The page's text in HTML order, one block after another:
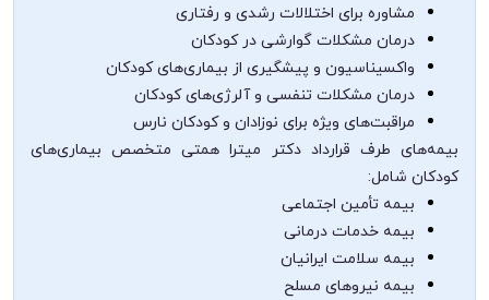
مشاوره برای اختلالات رشدی و رفتاری
درمان مشکلات گوارشی در کودکان
واکسیناسیون و پیشگیری از بیماری‌های کودکان
درمان مشکلات تنفسی و آلرژی‌های کودکان
مراقبت‌های ویژه برای نوزادان و کودکان نارس
بیمه‌های طرف قرارداد دکتر میترا همتی متخصص بیماری‌های
کودکان شامل:
بیمه تأمین اجتماعی
بیمه خدمات درمانی
بیمه سلامت ایرانیان
بیمه نیروهای مسلح